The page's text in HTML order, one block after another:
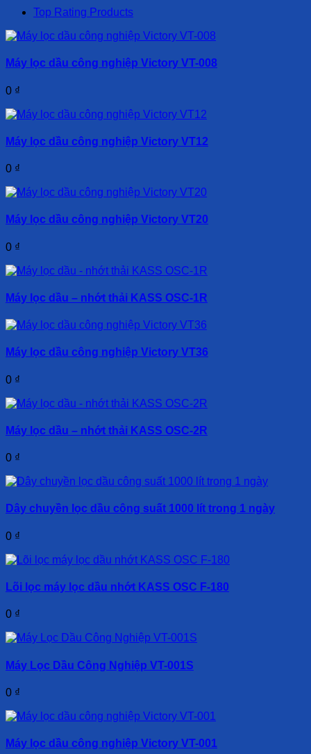
Top Rating Products
Máy lọc dầu công nghiệp Victory VT-008
0 ₫
Máy lọc dầu công nghiệp Victory VT12
0 ₫
Máy lọc dầu công nghiệp Victory VT20
0 ₫
Máy lọc dầu – nhớt thải KASS OSC-1R
Máy lọc dầu công nghiệp Victory VT36
0 ₫
Máy lọc dầu – nhớt thải KASS OSC-2R
0 ₫
Dây chuyền lọc dầu công suất 1000 lít trong 1 ngày
0 ₫
Lõi lọc máy lọc dầu nhớt KASS OSC F-180
0 ₫
Máy Lọc Dầu Công Nghiệp VT-001S
0 ₫
Máy lọc dầu công nghiệp Victory VT-001